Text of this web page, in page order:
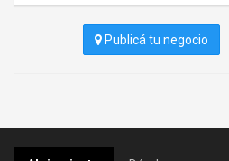
Publicá tu negocio